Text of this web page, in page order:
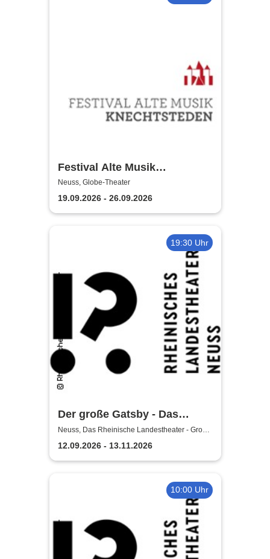
Festival Alte Musik
Knechtsteden
Neuss, Globe-Theater
19.09.2026 - 26.09.2026
19:30 Uhr
Der große Gatsby - Das
Rheinische Landestheater
Neuss
Neuss, Das Rheinische Landestheater - Große
Bühne
12.09.2026 - 13.11.2026
10:00 Uhr